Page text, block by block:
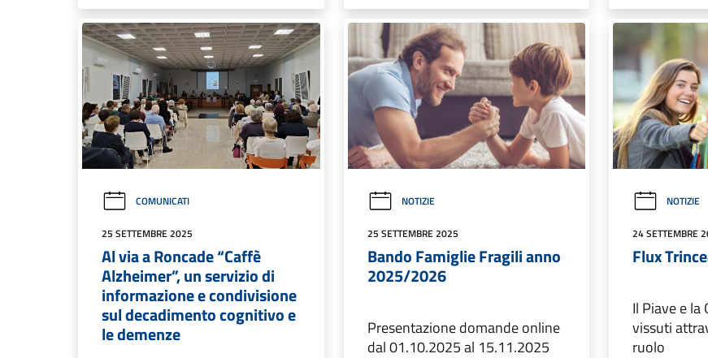
COMUNICATI
25 SETTEMBRE 2025
Al via a Roncade “Caffè
Alzheimer”, un servizio di
informazione e condivisione
sul decadimento cognitivo e
le demenze
NOTIZIE
25 SETTEMBRE 2025
Bando Famiglie Fragili anno
2025/2026
Presentazione domande online
dal 01.10.2025 al 15.11.2025
NOTIZIE
24 SETTEMBRE
Flux
Il Piave e la
vissuti
ruolo